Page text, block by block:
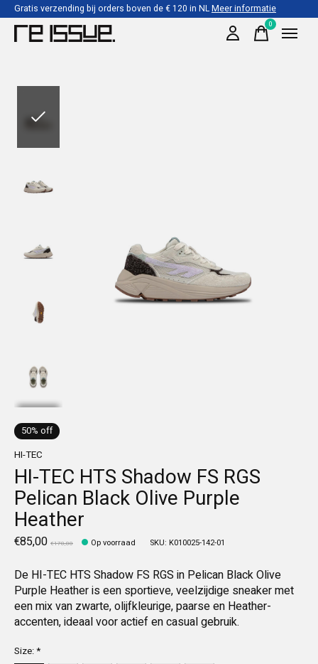
Gratis verzending bij orders boven de € 120 in NLMeer informatie
0items
50% off
HI-TEC
HI-TEC HTS Shadow FS RGS
Pelican Black Olive Purple
Heather
€85,00 €170,00 Op voorraad SKU: K010025-142-01
De HI-TEC HTS Shadow FS RGS in Pelican Black Olive
Purple Heather is een sportieve, veelzijdige sneaker met
een mix van zwarte, olijfkleurige, paarse en Heather-
accenten, ideaal voor actief en casual gebruik.
Size:*